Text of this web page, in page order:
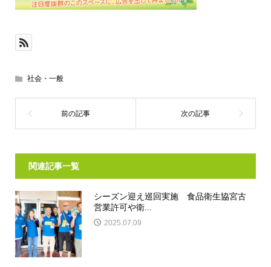
社会・一般
関連記事一覧
シーズン迎え巡回実施 食品衛生協宮古
営業許可や衛...
2025.07.09